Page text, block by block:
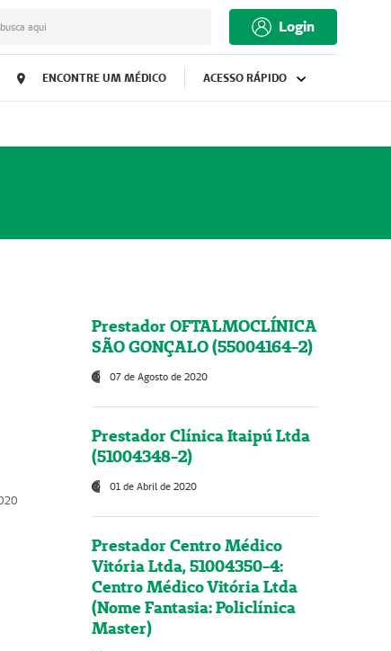
aqui Login
ENCONTRE UM MÉDICO ACESSO RÁPIDO
Prestador OFTALMOCLÍNICA
SÃO GONÇALO (55004164-2)
07 de Agosto de 2020
Prestador Clínica Itaipú Ltda
(51004348-2)
01 de Abril de 2020
Prestador Centro Médico
Vitória Ltda, 51004350-4:
Centro Médico Vitória Ltda
(Nome Fantasia: Policlínica
Master)